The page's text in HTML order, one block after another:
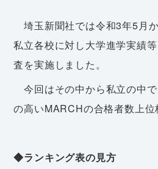
埼玉新聞社では令和3年5月
私立各校に対し大学進学実績
査を実施しました。
今回はその中から私立の中
の高いMARCHの合格者数上位
◆ランキング表の見方